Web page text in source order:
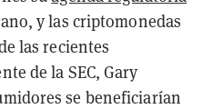
y las criptomonedas
las recientes
de la SEC, Gary
se beneficiarían